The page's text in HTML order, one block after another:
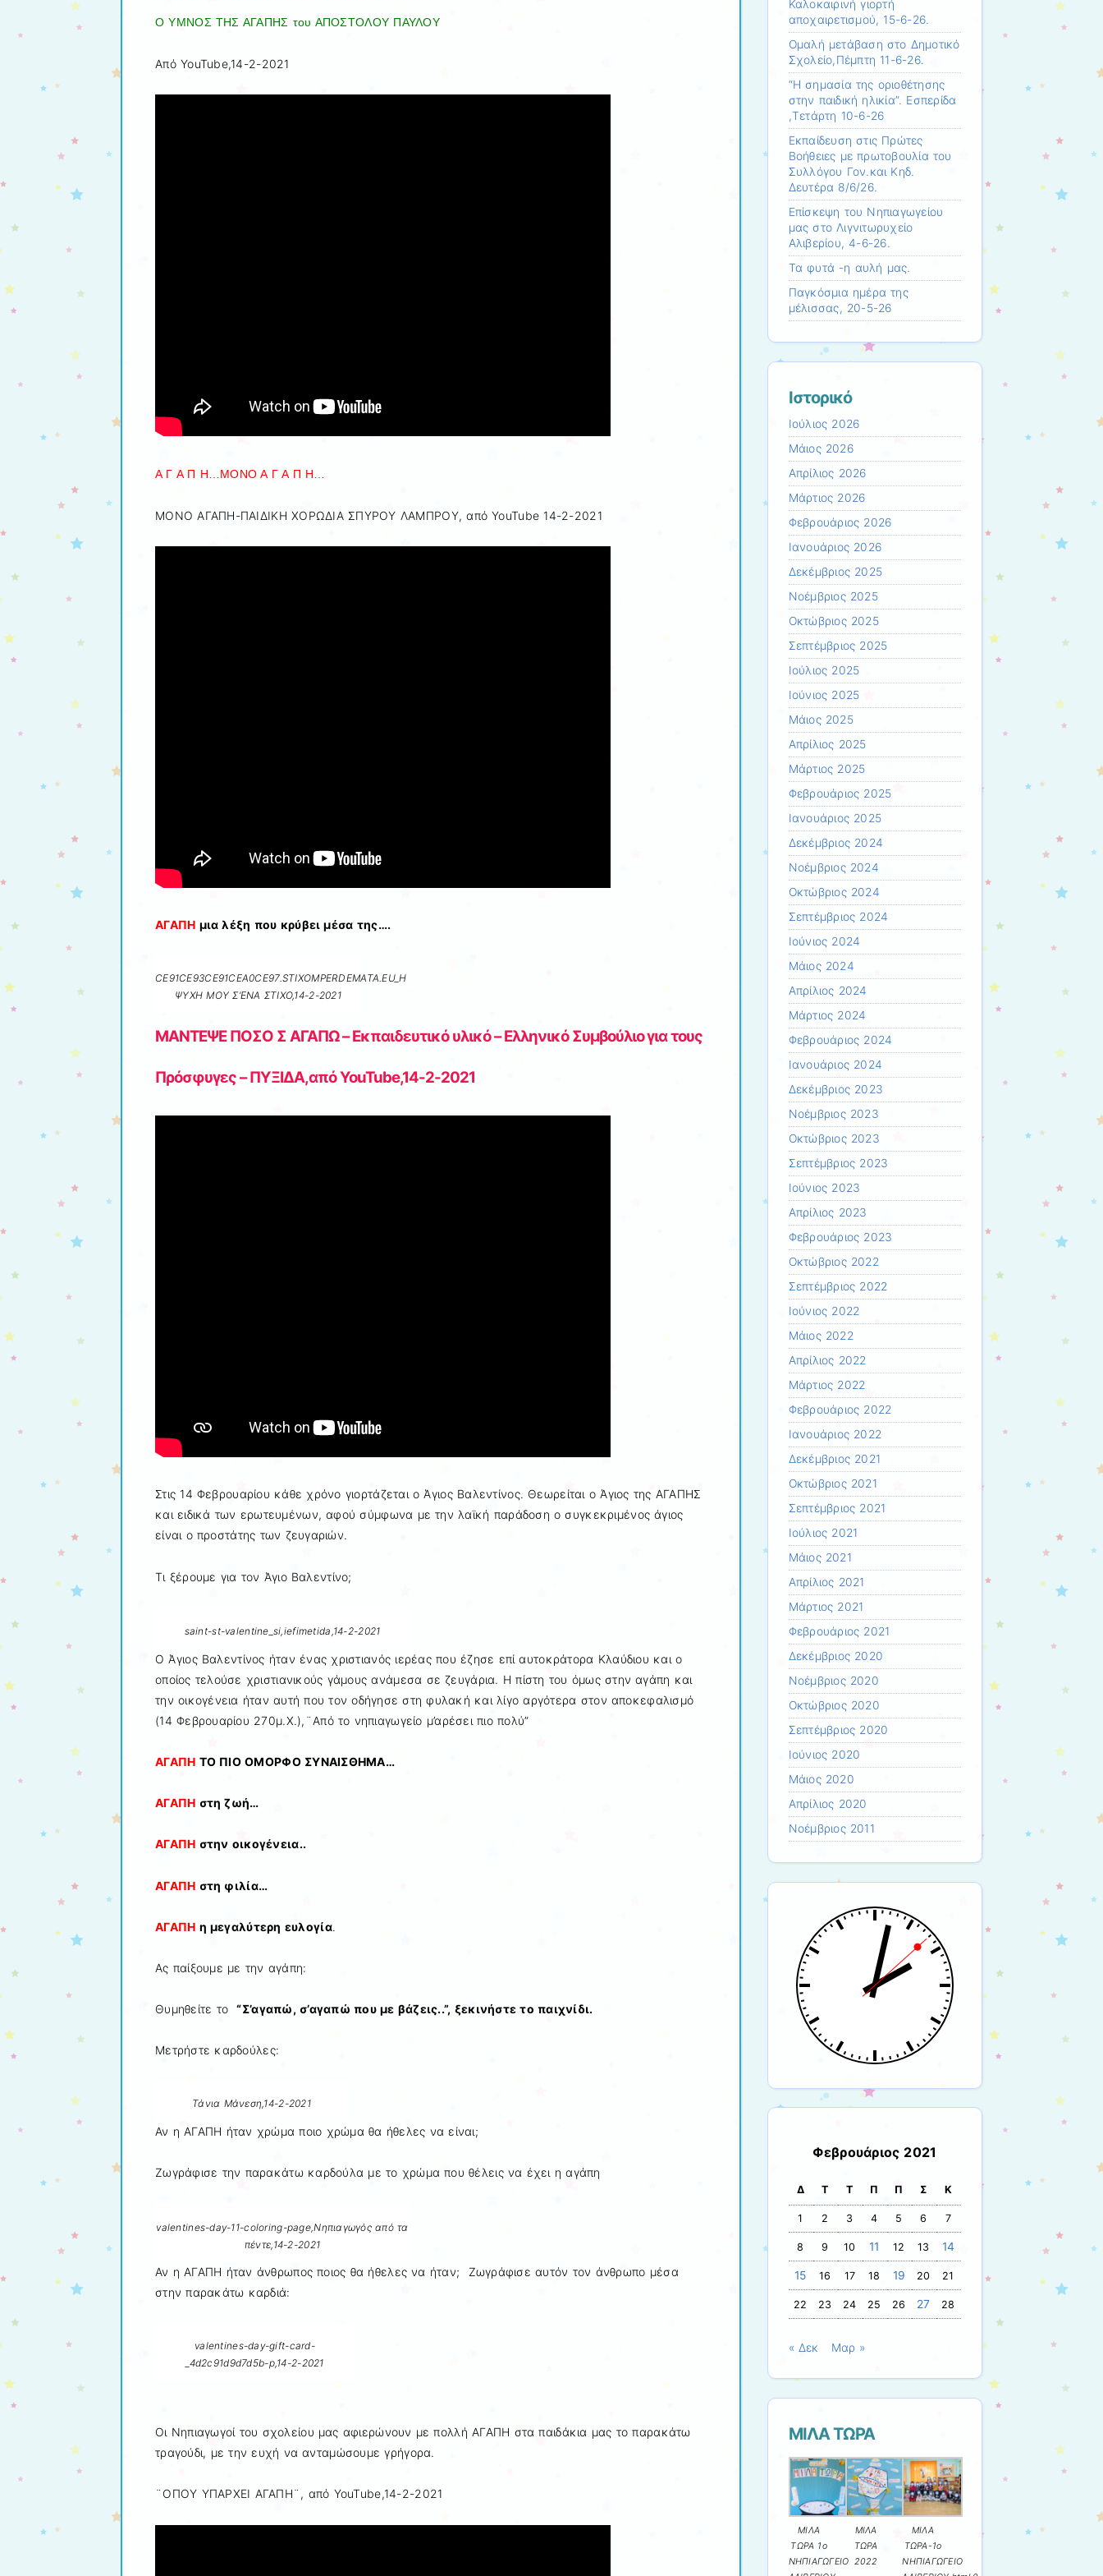
Ο ΥΜΝΟΣ ΤΗΣ ΑΓΑΠΗΣ του ΑΠΟΣΤΟΛΟΥ ΠΑΥΛΟΥ
Από YouTube,14-2-2021
Α Γ Α Π Η…ΜΟΝΟ Α Γ Α Π Η…
ΜΟΝΟ ΑΓΑΠΗ-ΠΑΙΔΙΚΗ ΧΟΡΩΔΙΑ ΣΠΥΡΟΥ ΛΑΜΠΡΟΥ, από YouTube 14-2-2021
ΑΓΑΠΗ μια λέξη που κρύβει μέσα της….
CE91CE93CE91CEA0CE97.STIXOMPERDEMATA.EU_Η
ΨΥΧΗ ΜΟΥ Σ’ΕΝΑ ΣΤΙΧΟ,14-2-2021
ΜΑΝΤΕΨΕ ΠΟΣΟ Σ ΑΓΑΠΩ – Eκπαιδευτικό υλικό – Ελληνικό Συμβούλιο για τους
Πρόσφυγες – ΠΥΞΙΔΑ,από YouTube,14-2-2021
Στις 14 Φεβρουαρίου κάθε χρόνο γιορτάζεται ο Άγιος Βαλεντίνος. Θεωρείται ο Άγιος της ΑΓΑΠΗΣ
και ειδικά των ερωτευμένων, αφού σύμφωνα με την λαϊκή παράδοση ο συγκεκριμένος άγιος
είναι ο προστάτης των ζευγαριών.
Τι ξέρουμε για τον Άγιο Βαλεντίνο;
saint-st-valentine_si,iefimetida,14-2-2021
Ο Άγιος Βαλεντίνος ήταν ένας χριστιανός ιερέας που έζησε επί αυτοκράτορα Κλαύδιου και ο
οποίος τελούσε χριστιανικούς γάμους ανάμεσα σε ζευγάρια. Η πίστη του όμως στην αγάπη και
την οικογένεια ήταν αυτή που τον οδήγησε στη φυλακή και λίγο αργότερα στον αποκεφαλισμό
(14 Φεβρουαρίου 270μ.Χ.),¨Από το νηπιαγωγείο μ’αρέσει πιο πολύ”
ΑΓΑΠΗ ΤΟ ΠΙΟ ΟΜΟΡΦΟ ΣΥΝΑΙΣΘΗΜΑ…
ΑΓΑΠΗ στη ζωή…
ΑΓΑΠΗ στην οικογένεια..
ΑΓΑΠΗ στη φιλία…
ΑΓΑΠΗ η μεγαλύτερη ευλογία.
Ας παίξουμε με την αγάπη:
Θυμηθείτε το“Σ’αγαπώ, σ’αγαπώ που με βάζεις..”, ξεκινήστε το παιχνίδι.
Μετρήστε καρδούλες:
Τάνια Μάνεση,14-2-2021
Αν η ΑΓΑΠΗ ήταν χρώμα ποιο χρώμα θα ήθελες να είναι;
Ζωγράφισε την παρακάτω καρδούλα με το χρώμα που θέλεις να έχει η αγάπη
valentines-day-11-coloring-page,Νηπιαγωγός από τα
πέντε,14-2-2021
Αν η ΑΓΑΠΗ ήταν άνθρωπος ποιος θα ήθελες να ήταν; Ζωγράφισε αυτόν τον άνθρωπο μέσα
στην παρακάτω καρδιά:
valentines-day-gift-card-
_4d2c91d9d7d5b-p,14-2-2021
Οι Νηπιαγωγοί του σχολείου μας αφιερώνουν με πολλή ΑΓΑΠΗ στα παιδάκια μας το παρακάτω
τραγούδι, με την ευχή να ανταμώσουμε γρήγορα.
¨ΟΠΟΥ ΥΠΑΡΧΕΙ ΑΓΑΠΗ¨, από YouTube,14-2-2021
Καλοκαιρινή γιορτή
αποχαιρετισμού, 15-6-26.
Ομαλή μετάβαση στο Δημοτικό
Σχολείο,Πέμπτη 11-6-26.
“Η σημασία της οριοθέτησης
στην παιδική ηλικία”. Εσπερίδα
,Τετάρτη 10-6-26
Εκπαίδευση στις Πρώτες
Βοήθειες με πρωτοβουλία του
Συλλόγου Γον.και Κηδ.
Δευτέρα 8/6/26.
Επίσκεψη τoυ Νηπιαγωγείου
μας στο Λιγνιτωρυχείο
Αλιβερίου, 4-6-26.
Τα φυτά -η αυλή μας.
Παγκόσμια ημέρα της
μέλισσας, 20-5-26
Ιστορικό
Ιούλιος 2026
Μάιος 2026
Απρίλιος 2026
Μάρτιος 2026
Φεβρουάριος 2026
Ιανουάριος 2026
Δεκέμβριος 2025
Νοέμβριος 2025
Οκτώβριος 2025
Σεπτέμβριος 2025
Ιούλιος 2025
Ιούνιος 2025
Μάιος 2025
Απρίλιος 2025
Μάρτιος 2025
Φεβρουάριος 2025
Ιανουάριος 2025
Δεκέμβριος 2024
Νοέμβριος 2024
Οκτώβριος 2024
Σεπτέμβριος 2024
Ιούνιος 2024
Μάιος 2024
Απρίλιος 2024
Μάρτιος 2024
Φεβρουάριος 2024
Ιανουάριος 2024
Δεκέμβριος 2023
Νοέμβριος 2023
Οκτώβριος 2023
Σεπτέμβριος 2023
Ιούνιος 2023
Απρίλιος 2023
Φεβρουάριος 2023
Οκτώβριος 2022
Σεπτέμβριος 2022
Ιούνιος 2022
Μάιος 2022
Απρίλιος 2022
Μάρτιος 2022
Φεβρουάριος 2022
Ιανουάριος 2022
Δεκέμβριος 2021
Οκτώβριος 2021
Σεπτέμβριος 2021
Ιούλιος 2021
Μάιος 2021
Απρίλιος 2021
Μάρτιος 2021
Φεβρουάριος 2021
Δεκέμβριος 2020
Νοέμβριος 2020
Οκτώβριος 2020
Σεπτέμβριος 2020
Ιούνιος 2020
Μάιος 2020
Απρίλιος 2020
Νοέμβριος 2011
Φεβρουάριος 2021
Δ Τ Τ Π Π Σ Κ
1 2 3 4 5 6 7
8 9 10 11 12 13 14
15 16 17 18 19 20 21
22 23 24 25 26 27 28
« Δεκ Μαρ »
ΜΙΛΑ ΤΩΡΑ
ΜΙΛΑ
ΤΩΡΑ 1ο
ΝΗΠΙΑΓΩΓΕΙΟ
ΜΙΛΑ
ΤΩΡΑ
2022
ΜΙΛΑ
ΤΩΡΑ-1ο
ΝΗΠΙΑΓΩΓΕΙΟ